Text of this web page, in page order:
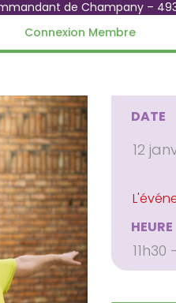
de Champany –
Connexion Membre
DATE
12
HEURE
11h30